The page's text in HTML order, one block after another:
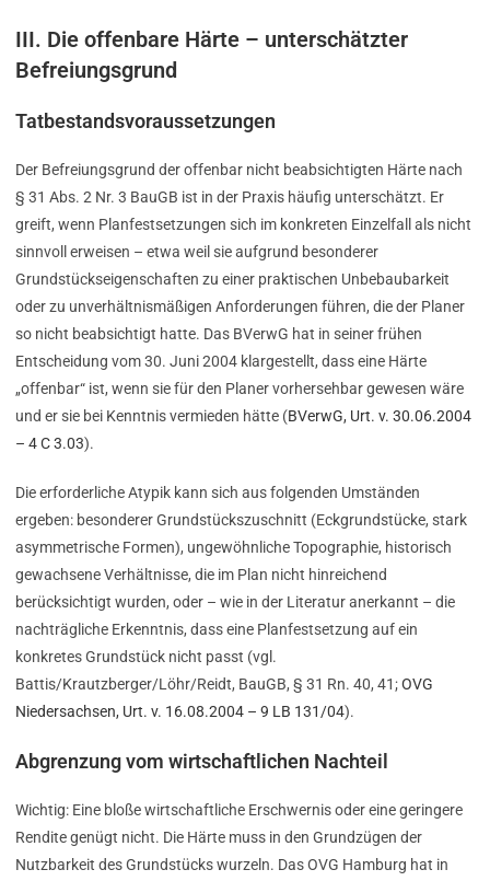
III. Die offenbare Härte – unterschätzter
Befreiungsgrund
Tatbestandsvoraussetzungen
Der Befreiungsgrund der offenbar nicht beabsichtigten Härte nach
§ 31 Abs. 2 Nr. 3 BauGB ist in der Praxis häufig unterschätzt. Er
greift, wenn Planfestsetzungen sich im konkreten Einzelfall als nicht
sinnvoll erweisen – etwa weil sie aufgrund besonderer
Grundstückseigenschaften zu einer praktischen Unbebaubarkeit
oder zu unverhältnismäßigen Anforderungen führen, die der Planer
so nicht beabsichtigt hatte. Das BVerwG hat in seiner frühen
Entscheidung vom 30. Juni 2004 klargestellt, dass eine Härte
„offenbar“ ist, wenn sie für den Planer vorhersehbar gewesen wäre
und er sie bei Kenntnis vermieden hätte (BVerwG, Urt. v. 30.06.2004
– 4 C 3.03).
Die erforderliche Atypik kann sich aus folgenden Umständen
ergeben: besonderer Grundstückszuschnitt (Eckgrundstücke, stark
asymmetrische Formen), ungewöhnliche Topographie, historisch
gewachsene Verhältnisse, die im Plan nicht hinreichend
berücksichtigt wurden, oder – wie in der Literatur anerkannt – die
nachträgliche Erkenntnis, dass eine Planfestsetzung auf ein
konkretes Grundstück nicht passt (vgl.
Battis/Krautzberger/Löhr/Reidt, BauGB, § 31 Rn. 40, 41;OVG
Niedersachsen, Urt. v. 16.08.2004 – 9 LB 131/04).
Abgrenzung vom wirtschaftlichen Nachteil
Wichtig: Eine bloße wirtschaftliche Erschwernis oder eine geringere
Rendite genügt nicht. Die Härte muss in den Grundzügen der
Nutzbarkeit des Grundstücks wurzeln. Das OVG Hamburg hat in